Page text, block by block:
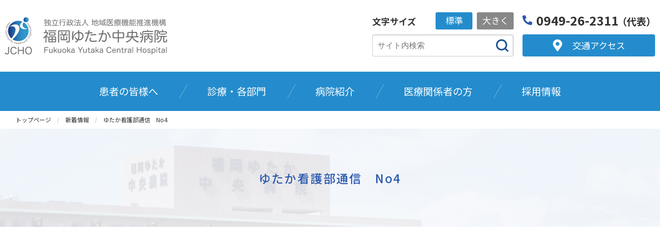
文字サイズ 標準 大きく 0949-26-2311 （代表）
交通アクセス
患者の皆様へ 診療・各部門 病院紹介 医療関係者の方 採用情報
トップページ 新着情報 ゆたか看護部通信 No4
ゆたか看護部通信 No4